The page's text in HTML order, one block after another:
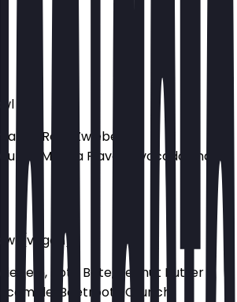
Rote Zwiebeln,
Ma'Loa Flavor, Avocado und
(vegan)
Rote Bete, Peanut Butter
Beetroot- Crunch